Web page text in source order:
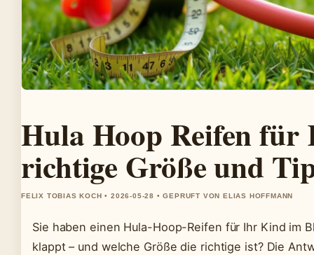
Hula Hoop Reifen für
richtige Größe und
FELIX TOBIAS KOCH • 2026-05-28 • GEPRUFT VON ELIAS HOFFMANN
Sie haben einen Hula-Hoop-Reifen für Ihr Kind im
klappt – und welche Größe die richtige ist? Die